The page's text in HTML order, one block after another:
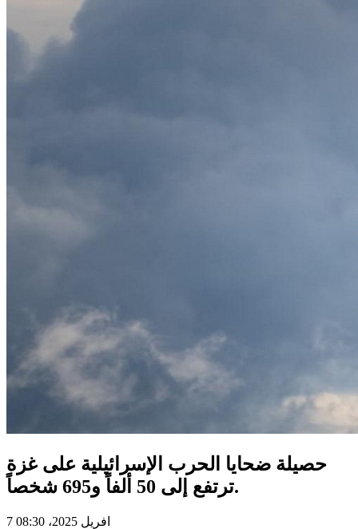
حصيلة ضحايا الحرب الإسرائيلية على غزة
ترتفع إلى 50 ألفاً و695 شخصاً.
7 افريل 2025، 08:30